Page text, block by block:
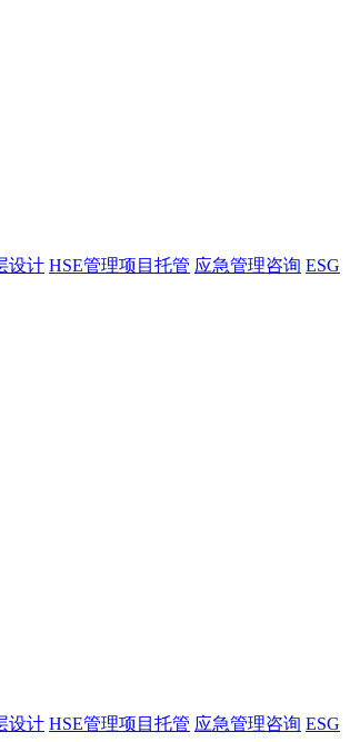
设计 HSE管理项目托管 应急管理咨询 ESG
设计 HSE管理项目托管 应急管理咨询 ESG